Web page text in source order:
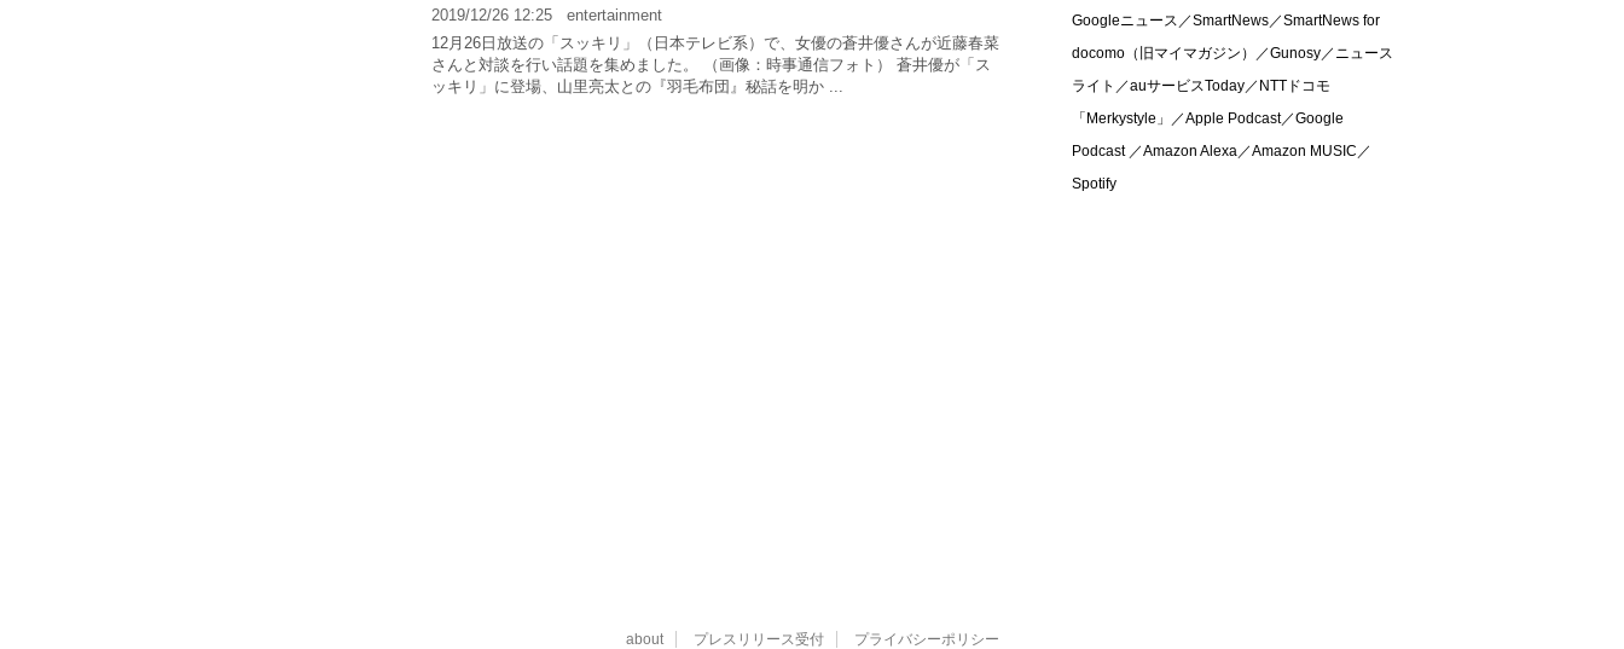
2019/12/26 12:25
entertainment
12月26日放送の「スッキリ」（日本テレビ系）で、女優の蒼井優さんが近藤春菜
さんと対談を行い話題を集めました。 （画像：時事通信フォト） 蒼井優が「ス
ッキリ」に登場、山里亮太との『羽毛布団』秘話を明か ...
Googleニュース／SmartNews／SmartNews for
docomo（旧マイマガジン）／Gunosy／ニュース
ライト／auサービスToday／NTTドコモ
「Merkystyle」／Apple Podcast／Google
Podcast ／Amazon Alexa／Amazon MUSIC／
Spotify
about プレスリリース受付 プライバシーポリシー